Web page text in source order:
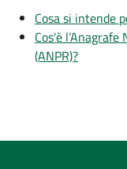
Cosa si intende
Cos'è
(ANPR)?